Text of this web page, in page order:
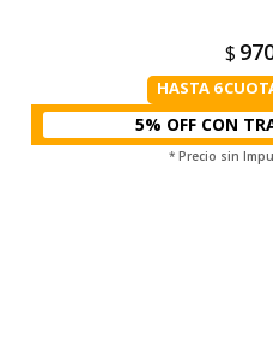
$
HASTA 6
5% OFF CON
* Precio sin